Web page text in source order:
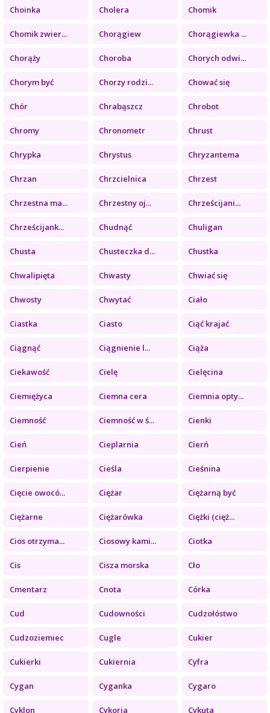
Choinka Cholera Chomik
Chomik zwier... Chorągiew Chorągiewka ...
Chorąży Choroba Chorych odwi...
Chorym być Chorzy rodzi... Chować się
Chór Chrabąszcz Chrobot
Chromy Chronometr Chrust
Chrypka Chrystus Chryzantema
Chrzan Chrzcielnica Chrzest
Chrzestna ma... Chrzestny oj... Chrześcijani...
Chrześcijank... Chudnąć Chuligan
Chusta Chusteczka d... Chustka
Chwalipięta Chwasty Chwiać się
Chwosty Chwytać Ciało
Ciastka Ciasto Ciąć krajać
Ciągnąć Ciągnienie l... Ciąża
Ciekawość Cielę Cielęcina
Ciemiężyca Ciemna cera Ciemnia opty...
Ciemność Ciemność w ś... Cienki
Cień Cieplarnia Cierń
Cierpienie Cieśla Cieśnina
Cięcie owocó... Ciężar Ciężarną być
Ciężarne Ciężarówka Ciężki (cięż...
Cios otrzyma... Ciosowy kami... Ciotka
Cis Cisza morska Cło
Cmentarz Cnota Córka
Cud Cudowności Cudzołóstwo
Cudzoziemiec Cugle Cukier
Cukierki Cukiernia Cyfra
Cygan Cyganka Cygaro
Cyklon Cykoria Cykuta